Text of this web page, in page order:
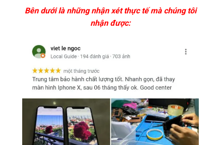
Bên dưới là những nhận xét thực tế mà chúng tôi
nhận được: